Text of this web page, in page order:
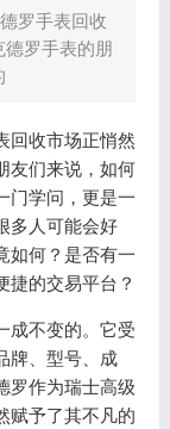
罗手表回收
罗手表的朋
回收市场正悄然
友们来说，如何
门学问，更是一
多人可能会好
如何？是否有一
捷的交易平台？
成不变的。它受
牌、型号、成
罗作为瑞士高级
赋予了其不凡的